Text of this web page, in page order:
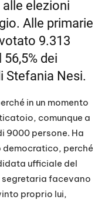
elezioni
Alle primarie
9.313
dei
Stefania Nesi.
in un momento
comunque a
9000 persone. Ha
democratico, perché
ufficiale del
facevano
proprio lui,